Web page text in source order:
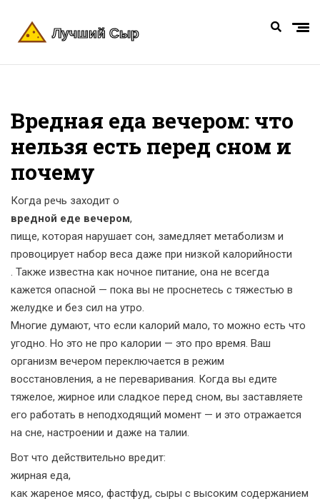
Вредная еда вечером: что
нельзя есть перед сном и
почему
Когда речь заходит о
вредной еде вечером,
пище, которая нарушает сон, замедляет метаболизм и
провоцирует набор веса даже при низкой калорийности
. Также известна как ночное питание, она не всегда
кажется опасной — пока вы не проснетесь с тяжестью в
желудке и без сил на утро.
Многие думают, что если калорий мало, то можно есть что
угодно. Но это не про калории — это про время. Ваш
организм вечером переключается в режим
восстановления, а не переваривания. Когда вы едите
тяжелое, жирное или сладкое перед сном, вы заставляете
его работать в неподходящий момент — и это отражается
на сне, настроении и даже на талии.
Вот что действительно вредит:
жирная еда,
как жареное мясо, фастфуд, сыры с высоким содержанием